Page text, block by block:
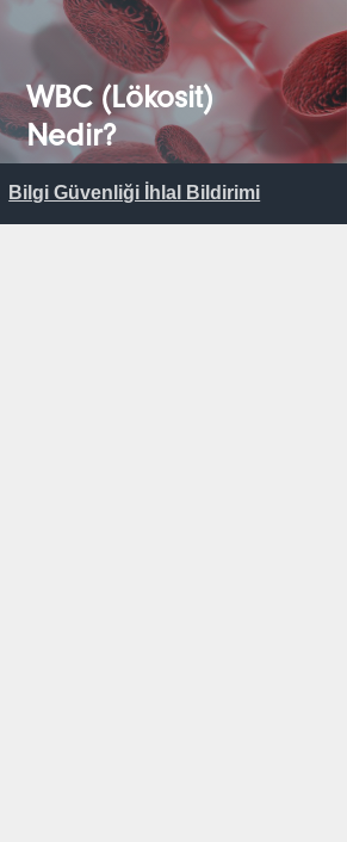
Bilgi Güvenliği İhlal Bildirimi
WBC (Lökosit)
Nedir?